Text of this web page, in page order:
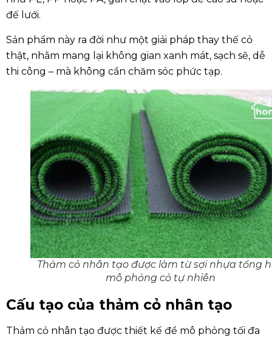
đế lưới.
Sản phẩm này ra đời như một giải pháp thay thế cỏ
thật, nhằm mang lại không gian xanh mát, sạch sẽ, dễ
thi công – mà không cần chăm sóc phức tạp.
Thảm cỏ nhân tạo được làm từ sợi nhựa tổng
mô phỏng cỏ tự nhiên
Cấu tạo của thảm cỏ nhân tạo
Thảm cỏ nhân tạo được thiết kế để mô phỏng tối đa